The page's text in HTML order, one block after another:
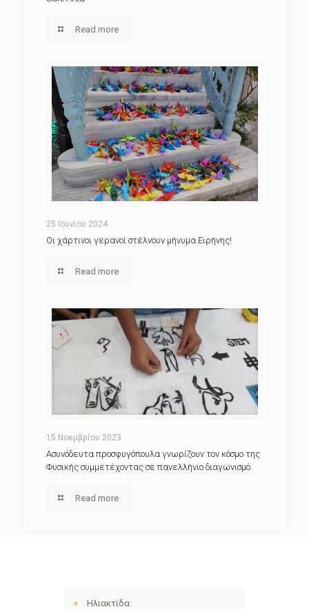
Read more
25 Ιουνίου 2024
Οι χάρτινοι γερανοί στέλνουν μήνυμα Ειρήνης!
Read more
15 Νοεμβρίου 2023
Ασυνόδευτα προσφυγόπουλα γνωρίζουν τον κόσμο της
Φυσικής συμμετέχοντας σε πανελλήνιο διαγωνισμό
Read more
Ηλιακτίδα